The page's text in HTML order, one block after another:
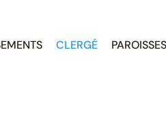
CLERGÉ PAROISSES